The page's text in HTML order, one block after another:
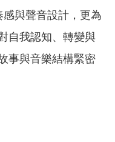
感與聲音設計，更為
自我認知、轉變與
事與音樂結構緊密